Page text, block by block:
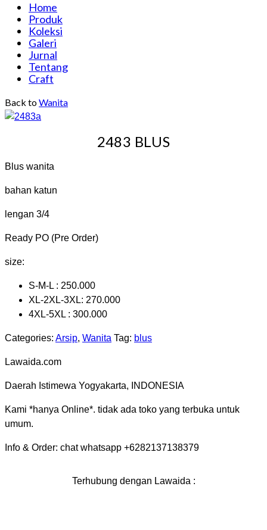
Home
Produk
Koleksi
Galeri
Jurnal
Tentang
Craft
Back toWanita
2483 BLUS
Blus wanita
bahan katun
lengan 3/4
Ready PO (Pre Order)
size:
S-M-L : 250.000
XL-2XL-3XL: 270.000
4XL-5XL : 300.000
Categories: Arsip, Wanita Tag: blus
Lawaida.com
Daerah Istimewa Yogyakarta, INDONESIA
Kami *hanya Online*. tidak ada toko yang terbuka untuk
umum.
Info & Order: chat whatsapp +6282137138379
Terhubung dengan Lawaida :